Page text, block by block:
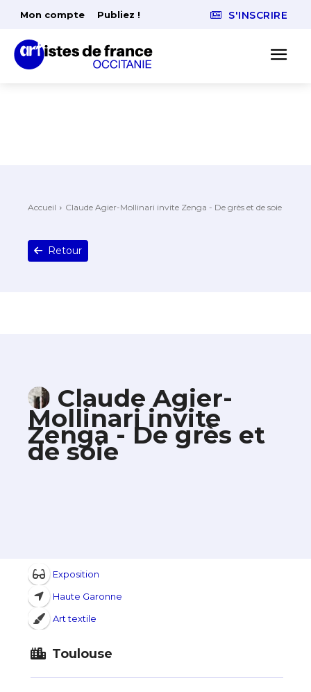
Mon compte Publiez ! S'INSCRIRE
Accueil Claude Agier-Mollinari invite Zenga - De grès et de soie
Retour
Claude Agier-
Mollinari invite
Zenga - De grès et
de soie
Exposition
Haute Garonne
Art textile
Toulouse